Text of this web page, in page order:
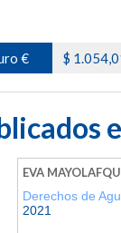
€ $
EVA
Derechos de
2021